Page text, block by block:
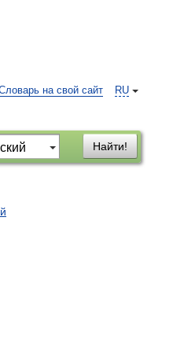
RU
на свой сайт
Найти!